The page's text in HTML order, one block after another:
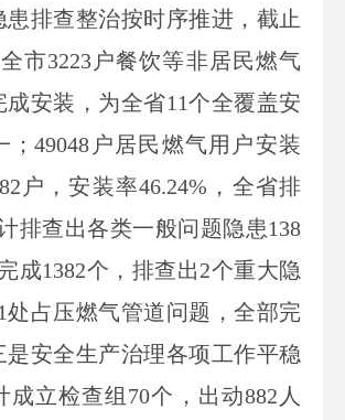
患排查整治按时序推进，截止
市3223户餐饮等非居民燃气
成安装，为全省11个全覆盖安
；49048 户居民燃气用户安装
户，安装率46.24% ，全省排
排查出各类一般问题隐患138
成1382个，排查出2个重大隐
处占压燃气管道问题，全部完
是安全生产治理各项工作平稳
成立检查组 70个，出动882 人